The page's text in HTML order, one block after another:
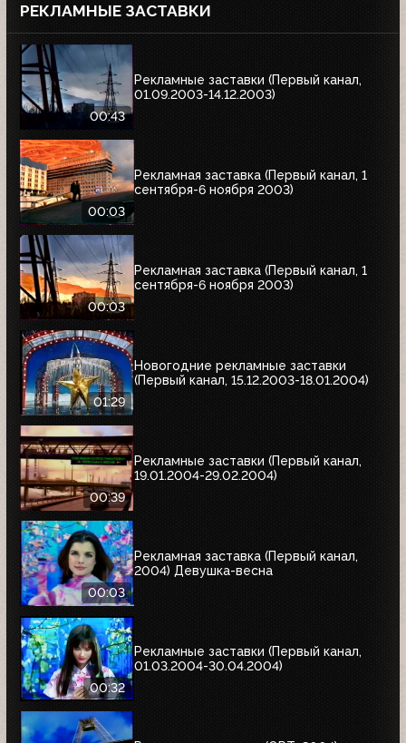
РЕКЛАМНЫЕ ЗАСТАВКИ
00:43
Рекламные заставки (Первый канал,
01.09.2003-14.12.2003)
00:03
Рекламная заставка (Первый канал, 1
сентября-6 ноября 2003)
00:03
Рекламная заставка (Первый канал, 1
сентября-6 ноября 2003)
01:29
Новогодние рекламные заставки
(Первый канал, 15.12.2003-18.01.2004)
00:39
Рекламные заставки (Первый канал,
19.01.2004-29.02.2004)
00:03
Рекламная заставка (Первый канал,
2004) Девушка-весна
00:32
Рекламные заставки (Первый канал,
01.03.2004-30.04.2004)